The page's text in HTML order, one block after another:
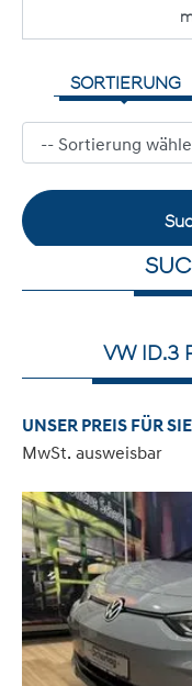
SORTIERUNG
VW ID.3
UNSER PREIS FÜR
MwSt. ausweisbar